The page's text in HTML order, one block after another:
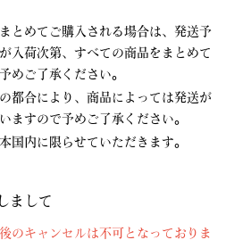
とめてご購入される場合は、発送予
入荷次第、すべての商品をまとめて
めご了承ください。
都合により、商品によっては発送が
ますので予めご了承ください。
国内に限らせていただきます。
まして
のキャンセルは不可となっておりま